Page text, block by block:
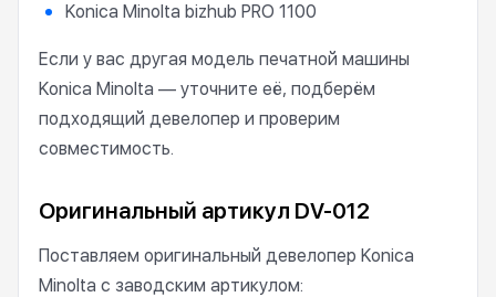
Konica Minolta bizhub PRO 1100
Если у вас другая модель печатной машины
Konica Minolta — уточните её, подберём
подходящий девелопер и проверим
совместимость.
Оригинальный артикул DV-012
Поставляем оригинальный девелопер Konica
Minolta с заводским артикулом: